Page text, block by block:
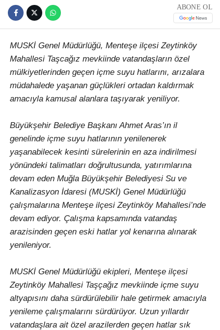
ABONE OL
MUSKİ Genel Müdürlüğü, Menteşe ilçesi Zeytinköy
Mahallesi Taşcağız mevkiinde vatandaşların özel
mülkiyetlerinden geçen içme suyu hatlarını, arızalara
müdahalede yaşanan güçlükleri ortadan kaldırmak
amacıyla kamusal alanlara taşıyarak yeniliyor.
Büyükşehir Belediye Başkanı Ahmet Aras’ın il
genelinde içme suyu hatlarının yenilenerek
yaşanabilecek kesinti sürelerinin en aza indirilmesi
yönündeki talimatları doğrultusunda, yatırımlarına
devam eden Muğla Büyükşehir Belediyesi Su ve
Kanalizasyon İdaresi (MUSKİ) Genel Müdürlüğü
çalışmalarına Menteşe ilçesi Zeytinköy Mahallesi’nde
devam ediyor. Çalışma kapsamında vatandaş
arazisinden geçen eski hatlar yol kenarına alınarak
yenileniyor.
MUSKİ Genel Müdürlüğü ekipleri, Menteşe ilçesi
Zeytinköy Mahallesi Taşçağız mevkiinde içme suyu
altyapısını daha sürdürülebilir hale getirmek amacıyla
yenileme çalışmalarını sürdürüyor. Uzun yıllardır
vatandaşlara ait özel arazilerden geçen hatlar sık